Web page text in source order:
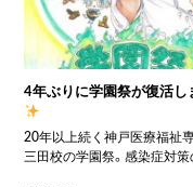
4年ぶりに学園祭が復活し
20年以上続く神戸医療福祉
三田校の学園祭。感染症対策